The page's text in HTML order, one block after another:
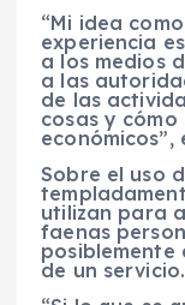
“Mi idea
experiencia
a los medios
a las
de las
cosas y
económicos”,
Sobre el uso
utilizan para
faenas
posiblemente
de un servicio.